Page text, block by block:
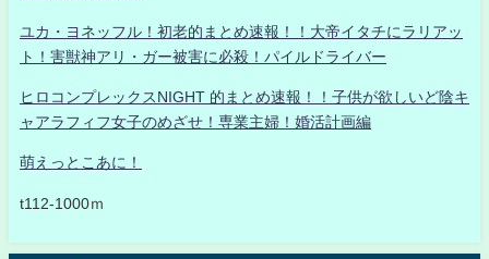
ユカ・ヨネッフル！初老的まとめ速報！！大帝イタチにラリアッ
ト！害獣神アリ・ガー被害に必殺！パイルドライバー
ヒロコンプレックスNIGHT 的まとめ速報！！子供が欲しいど陰キ
ャアラフィフ女子のめざせ！専業主婦！婚活計画編
萌えっとこあに！
t112-1000ｍ